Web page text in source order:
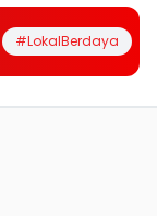
#LokalBerdaya